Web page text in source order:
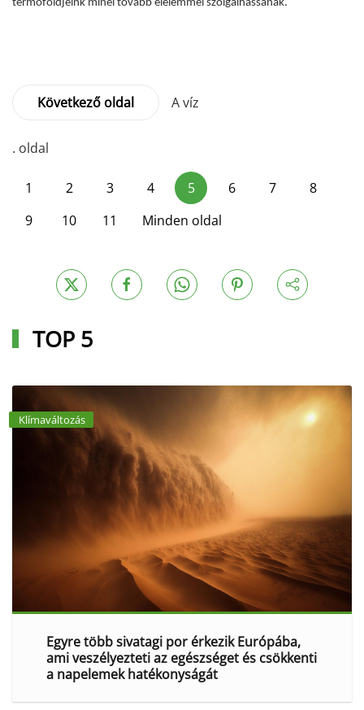
termőföldjeink minél tovább élelemmel szolgálhassanak.
Következő oldal A víz
. oldal
1 2 3 4 5 6 7
8
9
10 11 Minden oldal
TOP 5
Klímaváltozás
Egyre több sivatagi por érkezik Európába,
ami veszélyezteti az egészséget és csökkenti
a napelemek hatékonyságát